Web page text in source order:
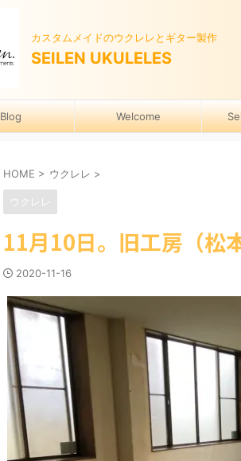
カスタムメイドのウクレレとギター製作
SEILEN UKULELES
Blog Welcome
HOME > ウクレレ >
ウクレレ
11月10日。旧工房（松
2020-11-16